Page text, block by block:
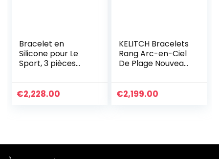
Bracelet en
Silicone pour Le
Sport, 3 pièces
Wristband
€2,228.00
KELITCH Bracelets
Rang Arc-en-Ciel
De Plage Nouveau
Cadeau D’été
€2,199.00